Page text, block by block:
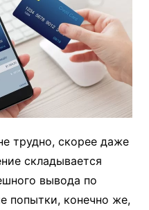
трудно, скорее даже
складывается
вывода по
попытки, конечно же,